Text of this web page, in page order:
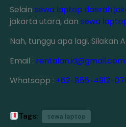
Selain sewa laptop daerah
jakarta utara, dan sewa
Nah, tunggu apa lagi.
Email : rentalan.id@gmail.com
Whatsapp : +62-856-4912-
Tags: sewa laptop